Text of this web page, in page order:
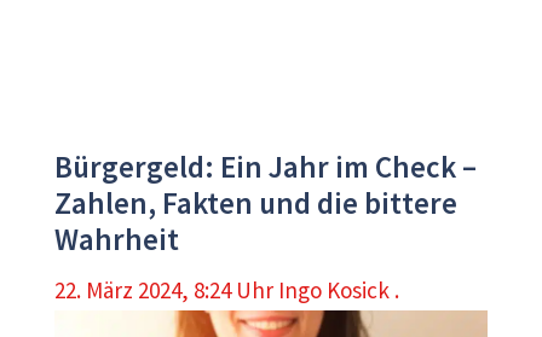
Bürgergeld: Ein Jahr im Check –
Zahlen, Fakten und die bittere
Wahrheit
22. März 2024, 8:24 Uhr Ingo Kosick .